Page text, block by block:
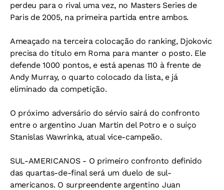
perdeu para o rival uma vez, no Masters Series de
Paris de 2005, na primeira partida entre ambos.
Ameaçado na terceira colocação do ranking, Djokovic
precisa do título em Roma para manter o posto. Ele
defende 1000 pontos, e está apenas 110 à frente de
Andy Murray, o quarto colocado da lista, e já
eliminado da competição.
O próximo adversário do sérvio sairá do confronto
entre o argentino Juan Martin del Potro e o suíço
Stanislas Wawrinka, atual vice-campeão.
SUL-AMERICANOS - O primeiro confronto definido
das quartas-de-final será um duelo de sul-
americanos. O surpreendente argentino Juan